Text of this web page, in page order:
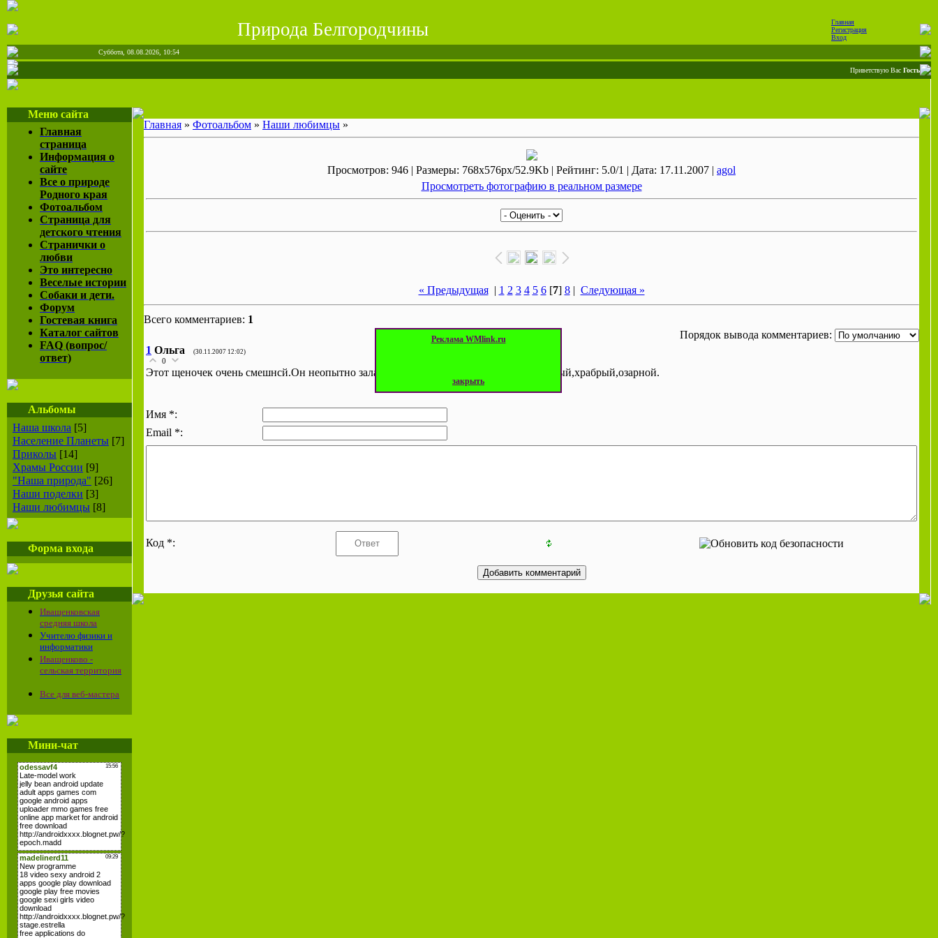
Природа Белгородчины
Главная
Регистрация
Вход
Суббота, 08.08.2026, 10:54
Приветствую Вас Гость
Меню сайта
Главная
страница
Информация о
сайте
Все о природе
Родного края
Фотоальбом
Страница для
детского чтения
Странички о
любви
Это интересно
Веселые истории
Собаки и дети.
Форум
Гостевая книга
Каталог сайтов
FAQ (вопрос/
ответ)
Реклама WMlink.ru
закрыть
Альбомы
Наша школа [5]
Население Планеты [7]
Приколы [14]
Храмы России [9]
"Наша природа" [26]
Наши поделки [3]
Наши любимцы [8]
Форма входа
Друзья сайта
Иващенковская
средняя школа
Учителю физики и
информатики
Иващенково -
сельская территория
Все для веб-мастера
Мини-чат
Главная » Фотоальбом » Наши любимцы »
Просмотров: 946 | Размеры: 768x576px/52.9Kb | Рейтинг: 5.0/1 | Дата: 17.11.2007 | agol
Просмотреть фотографию в реальном размере
« Предыдущая| 1 2 3 4 5 6[7] 8| Следующая »
Всего комментариев: 1
Порядок вывода комментариев:
1 Ольга (30.11.2007 12:02)
0
Этот щеночек очень смешнсй.Он неопытно залазит на крыльцо. Я думаю,что он смелый,храбрый,озарной.
Имя *:
Email *:
Код *: